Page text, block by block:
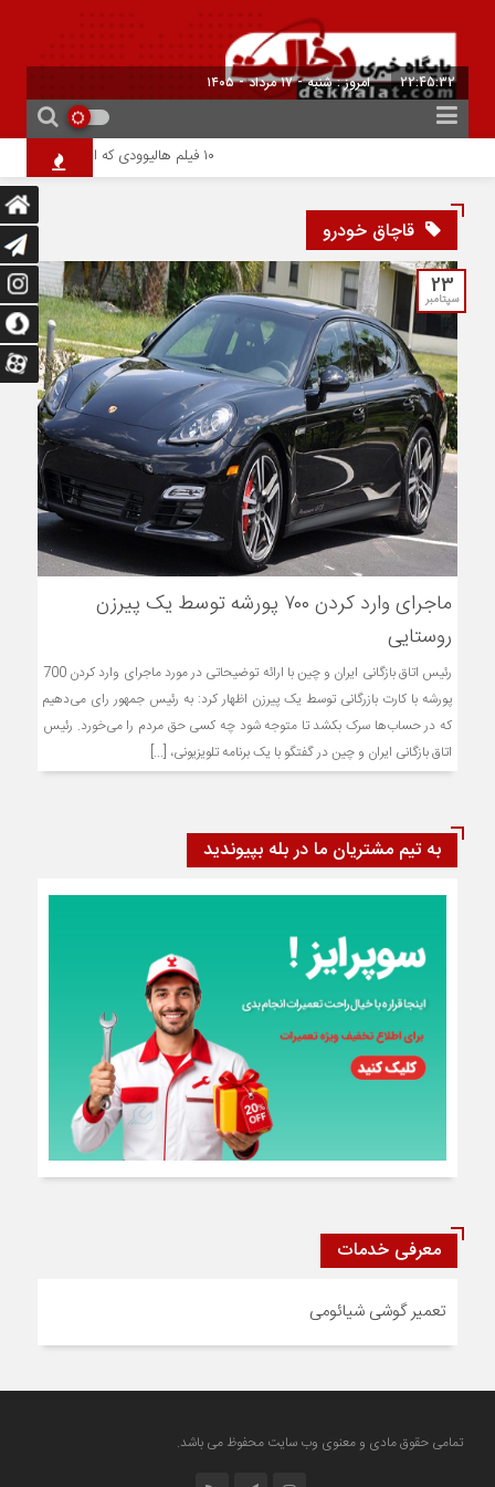
22:45:32 امروز : شنبه - ۱۷ مرداد - ۱۴۰۵
۱۰ فیلم هالیوودی که ارزش دیدن دارند | شاهکارهایی که نباید از دست بدهید
قاچاق خودرو
23
سپتامبر
ماجرای وارد کردن ۷۰۰ پورشه توسط یک پیرزن
روستایی
رئیس اتاق بازگانی ایران و چین با ارائه توضیحاتی در مورد ماجرای وارد کردن 700
پورشه با کارت بازرگانی توسط یک پیرزن اظهار کرد: به رئیس جمهور رای می‌دهیم
که در حساب‌ها سرک بکشد تا متوجه شود چه کسی حق مردم را می‌خورد. رئیس
اتاق بازگانی ایران و چین در گفتگو با یک برنامه تلویزیونی، [...]
به تیم مشتریان ما در بله بپیوندید
معرفی خدمات
تعمیر گوشی شیائومی
تمامی حقوق مادی و معنوی وب سایت محفوظ می باشد.